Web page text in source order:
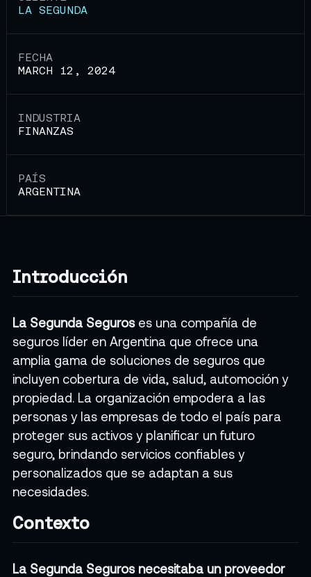
LA SEGUNDA
FECHA
MARCH 12, 2024
INDUSTRIA
FINANZAS
PAÍS
ARGENTINA
Introducción
La Segunda Seguroses una compañía de
seguros líder en Argentina que ofrece una
amplia gama de soluciones de seguros que
incluyen cobertura de vida, salud, automoción y
propiedad. La organización empodera a las
personas y las empresas de todo el país para
proteger sus activos y planificar un futuro
seguro, brindando servicios confiables y
personalizados que se adaptan a sus
necesidades.
Contexto
La Segunda Seguros necesitaba un proveedor